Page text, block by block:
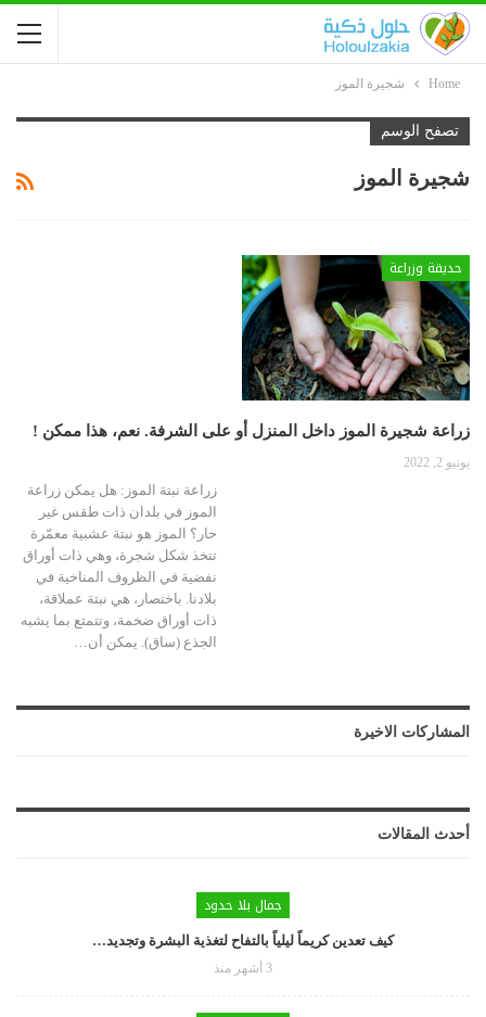
Home شجيرة الموز
تصفح الوسم
شجيرة الموز
حديقة وزراعة
زراعة شجيرة الموز داخل المنزل أو على الشرفة. نعم، هذا ممكن !
يونيو 2, 2022
زراعة نبتة الموز: هل يمكن زراعة
الموز في بلدان ذات طقس غير
حار؟ الموز هو نبتة عشبية معمّرة
تتخذ شكل شجرة، وهي ذات أوراق
نفضية في الظروف المناخية في
بلادنا. باختصار، هي نبتة عملاقة،
ذات أوراق ضخمة، وتتمتع بما يشبه
الجذع (ساق). يمكن أن…
المشاركات الاخيرة
أحدث المقالات
جمال بلا حدود
كيف تعدين كريماً ليلياً بالتفاح لتغذية البشرة وتجديد…
3 أشهر منذ